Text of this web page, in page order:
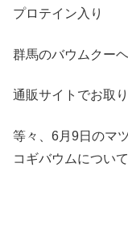
プロテイン入り
群馬のバウムクー
通販サイトでお取
等々、6月9日のマ
コギバウムについ